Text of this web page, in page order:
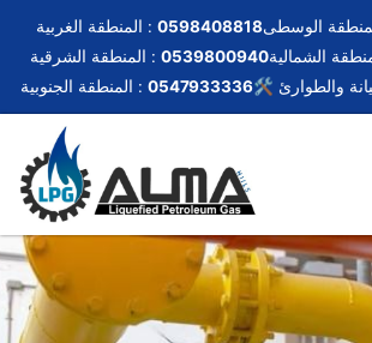
المنطقة الغربية : 0598408818
المنطقة الشرقية : 0539800940
المنطقة الجنوبية : 0547933336